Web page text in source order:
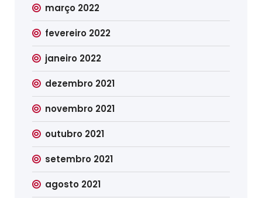
março 2022
fevereiro 2022
janeiro 2022
dezembro 2021
novembro 2021
outubro 2021
setembro 2021
agosto 2021